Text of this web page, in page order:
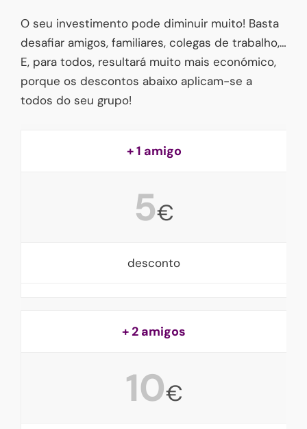
O seu investimento pode diminuir muito! Basta
desafiar amigos, familiares, colegas de trabalho,…
E, para todos, resultará muito mais económico,
porque os descontos abaixo aplicam-se a
todos do seu grupo!
+ 1 amigo
5€
desconto
+ 2 amigos
10€